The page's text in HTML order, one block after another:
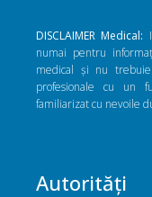
DISCLAIMER Medical:
numai pentru
medical și nu
profesionale cu un
familiarizat cu nevoile
Autorități